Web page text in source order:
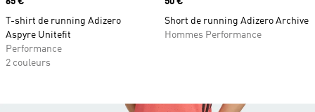
T-shirt de running Adizero
Aspyre Unitefit
Performance
2 couleurs
Short de running Adizero Archive
Hommes Performance